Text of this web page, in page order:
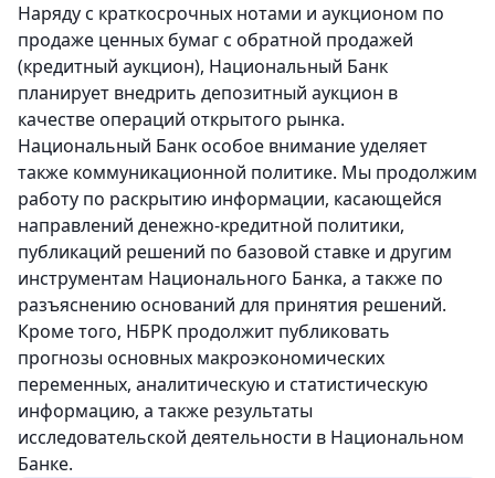
Наряду с краткосрочных нотами и аукционом по
продаже ценных бумаг с обратной продажей
(кредитный аукцион), Национальный Банк
планирует внедрить депозитный аукцион в
качестве операций открытого рынка.
Национальный Банк особое внимание уделяет
также коммуникационной политике. Мы продолжим
работу по раскрытию информации, касающейся
направлений денежно-кредитной политики,
публикаций решений по базовой ставке и другим
инструментам Национального Банка, а также по
разъяснению оснований для принятия решений.
Кроме того, НБРК продолжит публиковать
прогнозы основных макроэкономических
переменных, аналитическую и статистическую
информацию, а также результаты
исследовательской деятельности в Национальном
Банке.